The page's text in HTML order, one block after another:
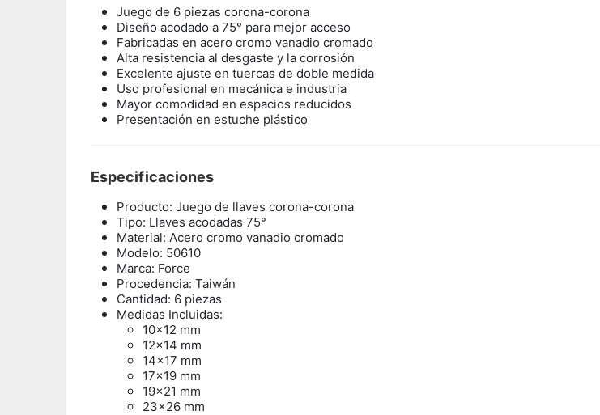
Juego de 6 piezas corona-corona
Diseño acodado a 75° para mejor acceso
Fabricadas en acero cromo vanadio cromado
Alta resistencia al desgaste y la corrosión
Excelente ajuste en tuercas de doble medida
Uso profesional en mecánica e industria
Mayor comodidad en espacios reducidos
Presentación en estuche plástico
Especificaciones
Producto: Juego de llaves corona-corona
Tipo: Llaves acodadas 75°
Material: Acero cromo vanadio cromado
Modelo: 50610
Marca: Force
Procedencia: Taiwán
Cantidad: 6 piezas
Medidas Incluidas:
10×12 mm
12×14 mm
14×17 mm
17×19 mm
19×21 mm
23×26 mm